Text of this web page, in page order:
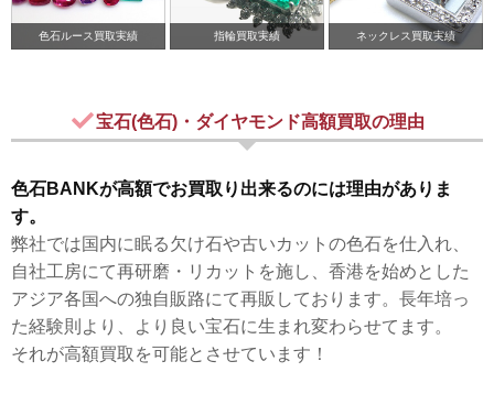
色石ルース買取実績 指輪買取実績 ネックレス買取実績
宝石(色石)・ダイヤモンド高額買取の理由
色石BANKが高額でお買取り出来るのには理由がありま
す。
弊社では国内に眠る欠け石や古いカットの色石を仕入れ、
自社工房にて再研磨・リカットを施し、香港を始めとした
アジア各国への独自販路にて再販しております。長年培っ
た経験則より、より良い宝石に生まれ変わらせてます。
それが高額買取を可能とさせています！